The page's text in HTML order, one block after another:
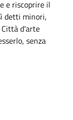
e riscoprire il
detti minori,
d'arte
senza